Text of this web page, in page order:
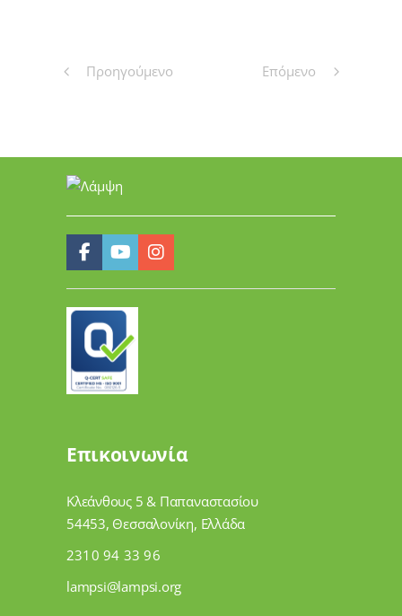
Προηγούμενο Επόμενο
Επικοινωνία
Κλεάνθους 5 & Παπαναστασίου
54453, Θεσσαλονίκη, Ελλάδα
2310 94 33 96
lampsi@lampsi.org